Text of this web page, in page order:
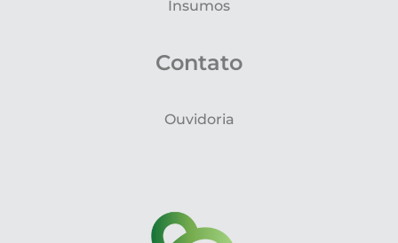
Insumos
Contato
Ouvidoria